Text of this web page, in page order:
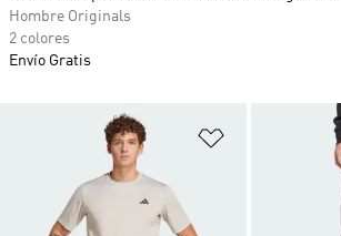
Añadir a la
Hombre Originals
2 colores
Envío Gratis